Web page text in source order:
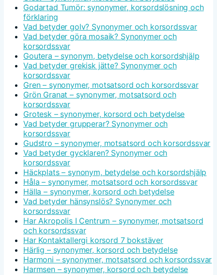
Godartad Tumör: synonymer, korsordslösning och
förklaring
Vad betyder golv? Synonymer och korsordssvar
Vad betyder göra mosaik? Synonymer och
korsordssvar
Goutera – synonym, betydelse och korsordshjälp
Vad betyder grekisk jätte? Synonymer och
korsordssvar
Gren – synonymer, motsatsord och korsordssvar
Grön Granat – synonymer, motsatsord och
korsordssvar
Grotesk – synonymer, korsord och betydelse
Vad betyder grupperar? Synonymer och
korsordssvar
Gudstro – synonymer, motsatsord och korsordssvar
Vad betyder gycklaren? Synonymer och
korsordssvar
Häckplats – synonym, betydelse och korsordshjälp
Håla – synonymer, motsatsord och korsordssvar
Hälla – synonymer, korsord och betydelse
Vad betyder hänsynslös? Synonymer och
korsordssvar
Har Akropolis I Centrum – synonymer, motsatsord
och korsordssvar
Har Kontaktallergi korsord 7 bokstäver
Härlig – synonymer, korsord och betydelse
Harmoni – synonymer, motsatsord och korsordssvar
Harmsen – synonymer, korsord och betydelse